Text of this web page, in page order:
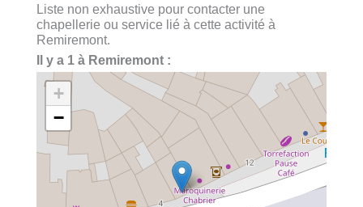
Liste non exhaustive pour contacter une
chapellerie ou service lié à cette activité à
Remiremont.
Il y a 1 à Remiremont :
+
−